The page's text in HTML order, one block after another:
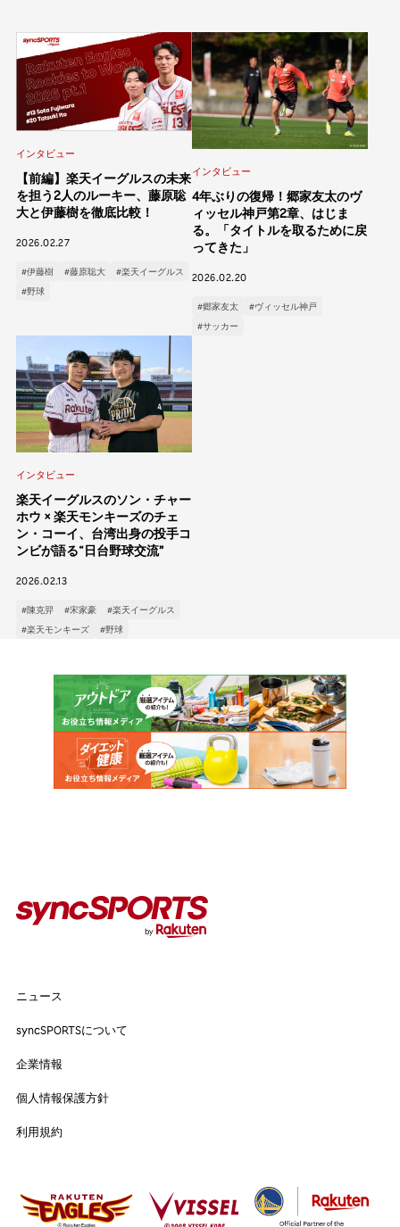
インタビュー
イベント
#バスケットボール
#トップアスリートの愛用品
#アスリートのセカンドキャリア
個人情報保護方針
利用規約
インタビュー
【前編】楽天イーグルスの未来
を担う2人のルーキー、藤原聡
大と伊藤樹を徹底比較！
2026.02.27
#伊藤樹 #藤原聡大
#楽天イーグルス
#野球
インタビュー
4年ぶりの復帰！郷家友太のヴ
ィッセル神戸第2章、はじま
る。「タイトルを取るために戻
ってきた」
2026.02.20
#郷家友太
#ヴィッセル神戸
#サッカー
インタビュー
楽天イーグルスのソン・チャー
ホウ × 楽天モンキーズのチェ
ン・コーイ、台湾出身の投手コ
ンビが語る“日台野球交流”
2026.02.13
#陳克羿 #宋家豪
#楽天イーグルス
#楽天モンキーズ
#野球
#バスケットボール
#アスリートのセカンドキャリア
#渡辺皓太 #Sports for Everyone #Green for Future
ニュース
syncSPORTSについて
企業情報
個人情報保護方針
利用規約